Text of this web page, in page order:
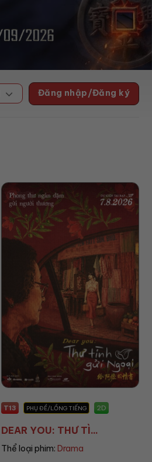
Đăng nhập/Đăng ký
T13 PHỤ ĐỀ 2D
THE END OF OAK S...
Thể loại phim:Sci-fi